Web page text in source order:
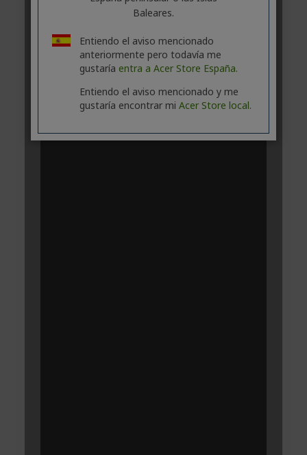
Baleares.
Entiendo el aviso mencionado
anteriormente pero todavía me
gustaría entra a Acer Store España.
Entiendo el aviso mencionado y me
gustaría encontrar mi Acer Store local.